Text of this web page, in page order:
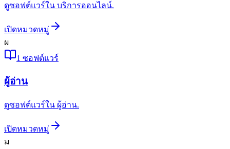
ดูซอฟต์แวร์ใน บริการออนไลน์.
เปิดหมวดหมู่
ผ
1 ซอฟต์แวร์
ผู้อ่าน
ดูซอฟต์แวร์ใน ผู้อ่าน.
เปิดหมวดหมู่
ม